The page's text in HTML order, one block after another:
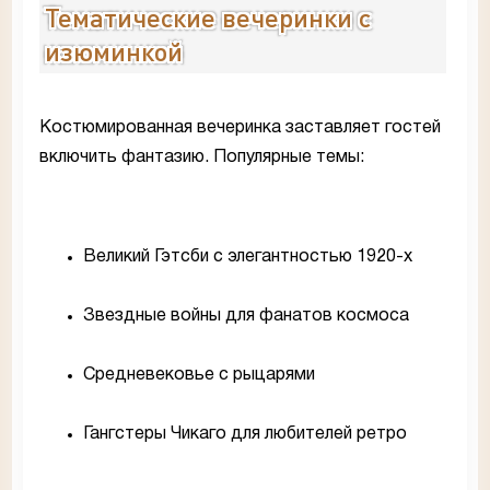
Тематические вечеринки с
изюминкой
Костюмированная вечеринка заставляет гостей
включить фантазию. Популярные темы:
Великий Гэтсби с элегантностью 1920-х
Звездные войны для фанатов космоса
Средневековье с рыцарями
Гангстеры Чикаго для любителей ретро